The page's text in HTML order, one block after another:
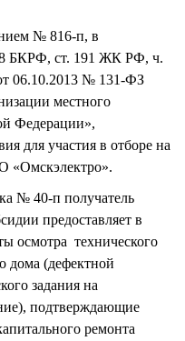
№ 816-п, в
БКРФ, ст. 191 ЖК РФ, ч.
06.10.2013 № 131-ФЗ
местного
Федерации»,
для участия в отборе на
«Омскэлектро».
№ 40-п получатель
предоставляет в
осмотра технического
дома (дефектной
задания на
подтверждающие
ремонта